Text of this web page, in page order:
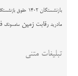
بازنشستگان 1402 حقوق
مادرید رقابت زمین سامسونگ
تبلیغات متنی